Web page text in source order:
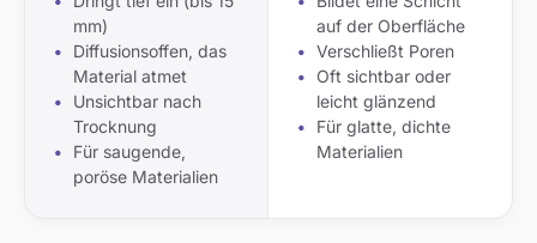
mm)
Diffusionsoffen, das
Material atmet
Unsichtbar nach
Trocknung
Für saugende,
poröse Materialien
auf der Oberfläche
Verschließt Poren
Oft sichtbar oder
leicht glänzend
Für glatte, dichte
Materialien